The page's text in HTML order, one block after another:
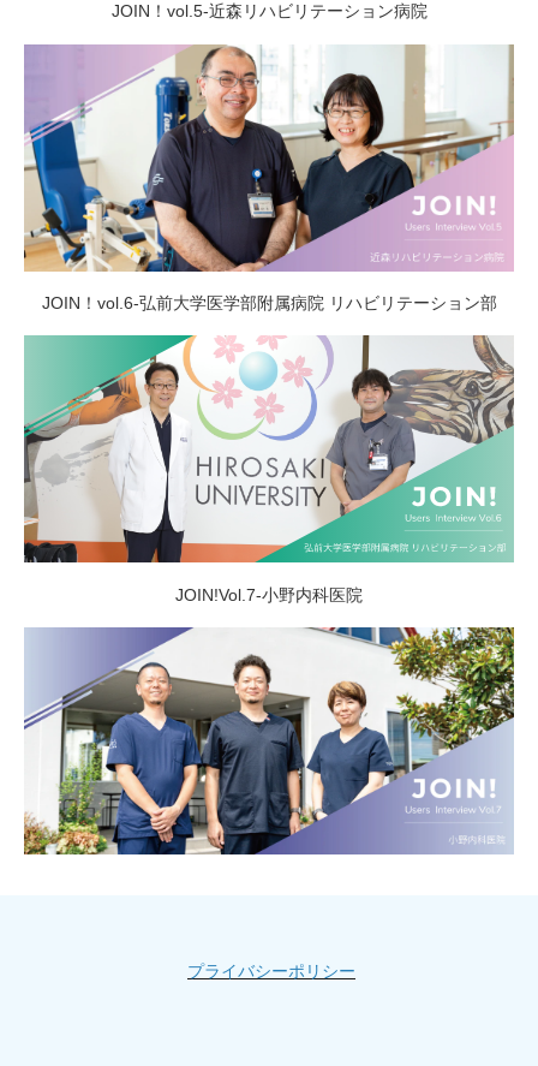
JOIN！vol.5-近森リハビリテーション病院
JOIN！vol.6-弘前大学医学部附属病院 リハビリテーション部
JOIN!Vol.7-小野内科医院
プライバシーポリシー